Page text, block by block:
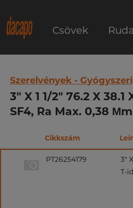
Csövek
Szerelvények -
3" X 1 1/2" 76.2 X
SF4, Ra Max. 0,38 Μm
Cikkszám
PT26254179
3"
T-